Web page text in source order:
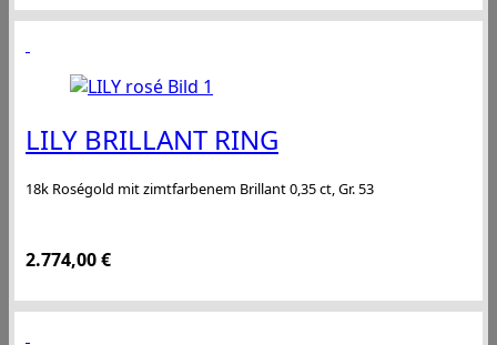
LILY BRILLANT RING
18k Roségold mit zimtfarbenem Brillant 0,35 ct, Gr. 53
2.774,00€